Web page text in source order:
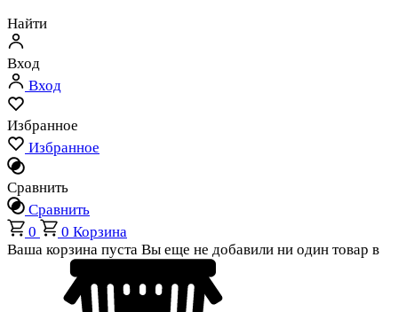
Найти
Вход
Вход
Избранное
Избранное
Сравнить
Сравнить
0
0 Корзина
Ваша корзина пуста Вы еще не добавили ни один товар в